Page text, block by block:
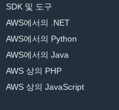
SDK 및 도구
AWS에서의 .NET
AWS에서의 Python
AWS에서의 Java
AWS 상의 PHP
AWS 상의 JavaScript